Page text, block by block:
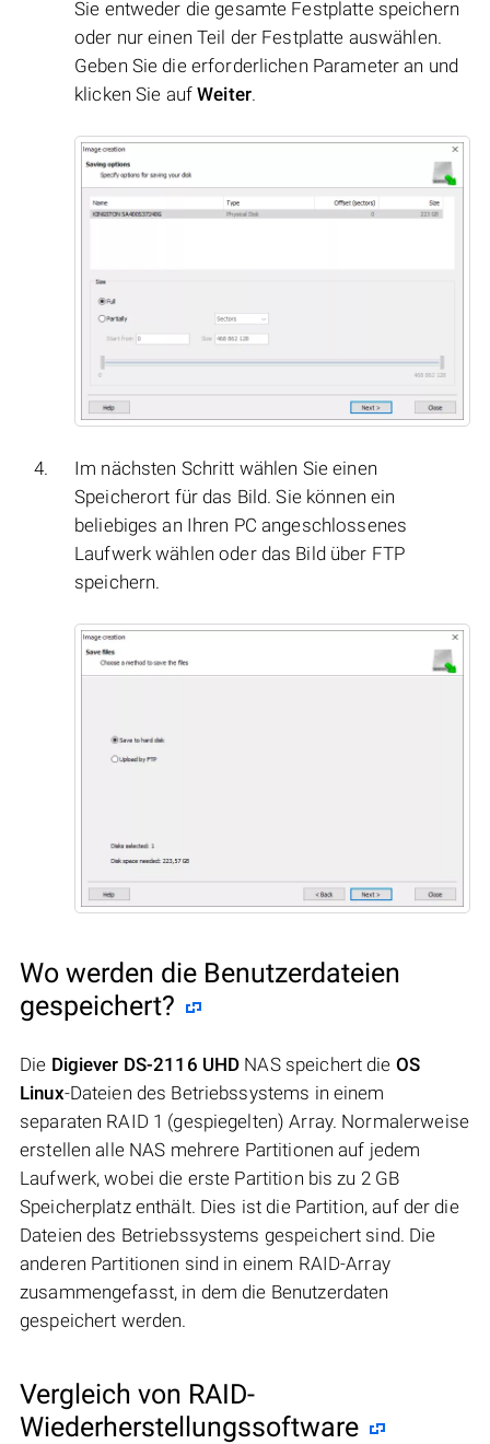
Sie entweder die gesamte Festplatte speichern
oder nur einen Teil der Festplatte auswählen.
Geben Sie die erforderlichen Parameter an und
klicken Sie aufWeiter.
Im nächsten Schritt wählen Sie einen
Speicherort für das Bild. Sie können ein
beliebiges an Ihren PC angeschlossenes
Laufwerk wählen oder das Bild über FTP
speichern.
Wo werden die Benutzerdateien
gespeichert?
Die Digiever DS-2116 UHD NAS speichert die OS
Linux-Dateien des Betriebssystems in einem
separaten RAID 1 (gespiegelten) Array. Normalerweise
erstellen alle NAS mehrere Partitionen auf jedem
Laufwerk, wobei die erste Partition bis zu 2 GB
Speicherplatz enthält. Dies ist die Partition, auf der die
Dateien des Betriebssystems gespeichert sind. Die
anderen Partitionen sind in einem RAID-Array
zusammengefasst, in dem die Benutzerdaten
gespeichert werden.
Vergleich von RAID-
Wiederherstellungssoftware